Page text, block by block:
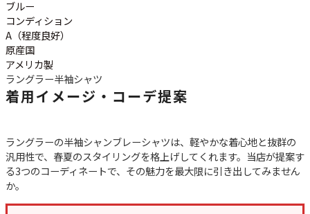
お客様の声
お気に入りリスト
会員登録
メルマガ登録
会社概要
古着卸売
特定商取引法に基づく表示
プライバシーポリシー
ブルー
コンディション
A（程度良好）
原産国
アメリカ製
ラングラー半袖シャツ
着用イメージ・コーデ提案
ラングラーの半袖シャンブレーシャツは、軽やかな着心地と抜群の
汎用性で、春夏のスタイリングを格上げしてくれます。当店が提案す
る3つのコーディネートで、その魅力を最大限に引き出してみません
か。